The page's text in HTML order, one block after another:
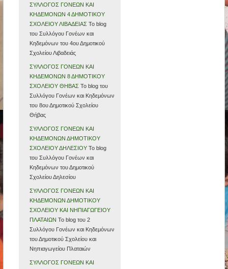
ΣΥΛΛΟΓΟΣ ΓΟΝΕΩΝ ΚΑΙ
ΚΗΔΕΜΟΝΩΝ 4 ΔΗΜΟΤΙΚΟΥ
ΣΧΟΛΕΙΟΥ ΛΙΒΑΔΕΙΑΣ Το blog
του Συλλόγου Γονέων και
Κηδεμόνων του 4ου Δημοτικού
Σχολείου Λιβαδειάς
ΣΥΛΛΟΓΟΣ ΓΟΝΕΩΝ ΚΑΙ
ΚΗΔΕΜΟΝΩΝ 8 ΔΗΜΟΤΙΚΟΥ
ΣΧΟΛΕΙΟΥ ΘΗΒΑΣ Το blog του
Συλλόγου Γονέων και Κηδεμόνων
του 8ου Δημοτικού Σχολείου
Θήβας
ΣΥΛΛΟΓΟΣ ΓΟΝΕΩΝ ΚΑΙ
ΚΗΔΕΜΟΝΩΝ ΔΗΜΟΤΙΚΟΥ
ΣΧΟΛΕΙΟΥ ΔΗΛΕΣΙΟΥTo blog
του Συλλόγου Γονέων και
Κηδεμόνων του Δημοτικού
Σχολείου Δηλεσίου
ΣΥΛΛΟΓΟΣ ΓΟΝΕΩΝ ΚΑΙ
ΚΗΔΕΜΟΝΩΝ ΔΗΜΟΤΙΚΟΥ
ΣΧΟΛΕΙΟΥ ΚΑΙ ΝΗΠΙΑΓΩΓΕΙΟΥ
ΠΛΑΤΑΙΩΝ Το blog του 2
Συλλόγου Γονέων και Κηδεμόνων
του Δημοτικού Σχολείου και
Νηπιαγωγείου Πλαταιών
ΣΥΛΛΟΓΟΣ ΓΟΝΕΩΝ ΚΑΙ